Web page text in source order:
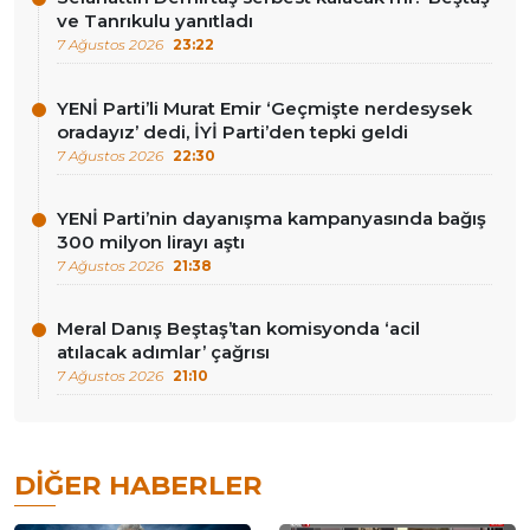
ve Tanrıkulu yanıtladı
7 Ağustos 2026 23:22
YENİ Parti’li Murat Emir ‘Geçmişte nerdesysek
oradayız’ dedi, İYİ Parti’den tepki geldi
7 Ağustos 2026 22:30
YENİ Parti’nin dayanışma kampanyasında bağış
300 milyon lirayı aştı
7 Ağustos 2026 21:38
Meral Danış Beştaş’tan komisyonda ‘acil
atılacak adımlar’ çağrısı
7 Ağustos 2026 21:10
DIĞER HABERLER